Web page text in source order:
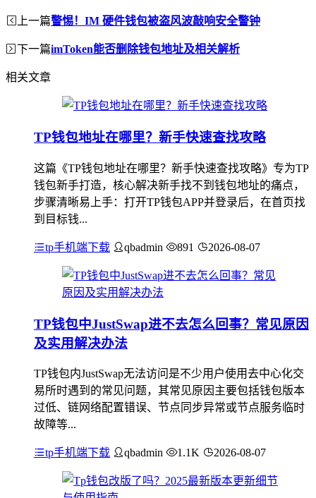
上一篇警惕！IM 硬件钱包被盗风波敲响安全警钟
下一篇imToken能否删除钱包地址及相关解析
相关文章
TP钱包地址在哪里？新手快速查找攻略
这篇《TP钱包地址在哪里？新手快速查找攻略》专为TP
钱包新手打造，核心解决新手找不到钱包地址的痛点，
步骤清晰易上手：打开TP钱包APP并登录后，在首页找
到目标钱...
tp手机端下载 qbadmin 891 2026-08-07
TP钱包中JustSwap进不去怎么回事？常见原因
及实用解决办法
TP钱包内JustSwap无法访问是不少用户使用去中心化交
易所时遇到的常见问题，其常见原因主要包括钱包版本
过低、链网络配置错误、节点同步异常或节点服务临时
故障等...
tp手机端下载 qbadmin 1.1K 2026-08-07